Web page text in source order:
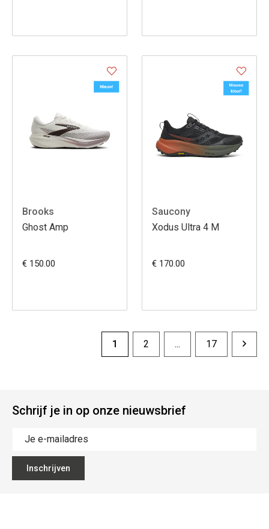
Brooks
Ghost Amp
€ 150.00
Saucony
Xodus Ultra 4 M
€ 170.00
1 2 ... 17
Schrijf je in op onze nieuwsbrief
Inschrijven